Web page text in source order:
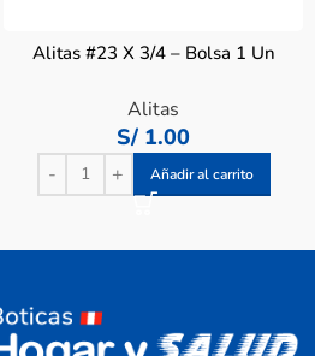
Alitas #23 X 3/4 – Bolsa 1 Un
Alitas
S/ 1.00
Añadir al carrito